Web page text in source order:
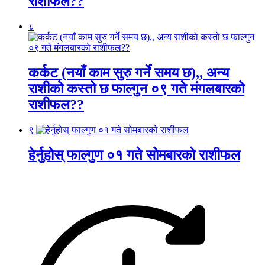
८
कर्कट (नयाँ काम सुरु गर्ने समय छ),, अन्य
राशीको कस्तो छ फाल्गुन ०९ गते मंगलबारको
राशीफल??
९
हेर्नुहोस् फाल्गुण ०१ गते सोमबारको राशीफल